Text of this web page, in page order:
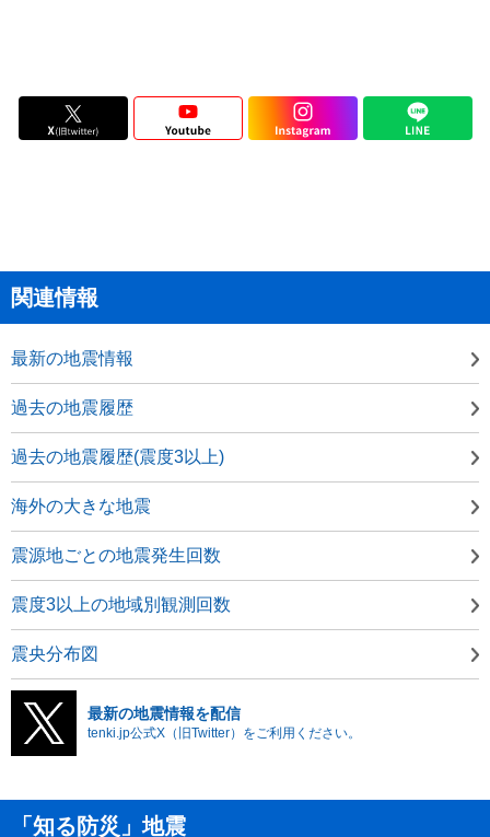
関連情報
最新の地震情報
過去の地震履歴
過去の地震履歴(震度3以上)
海外の大きな地震
震源地ごとの地震発生回数
震度3以上の地域別観測回数
震央分布図
最新の地震情報を配信
tenki.jp公式X（旧Twitter）をご利用ください。
「知る防災」地震